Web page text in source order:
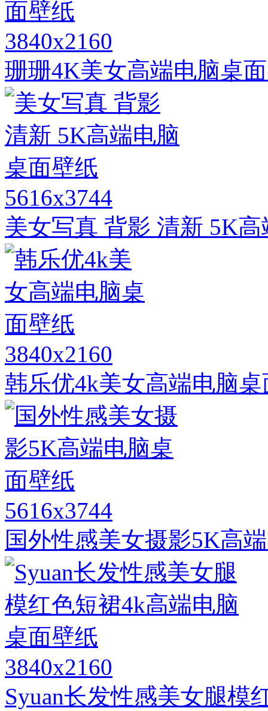
3840x2160
珊珊4K美女高端电脑桌
5616x3744
美女写真 背影 清新 5K
3840x2160
韩乐优4k美女高端电脑
5616x3744
国外性感美女摄影5K高
3840x2160
Syuan长发性感美女腿模